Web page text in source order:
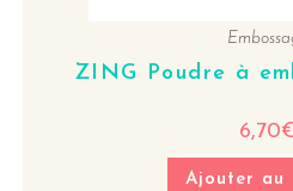
ZING Poudre à
6,70
Ajouter au